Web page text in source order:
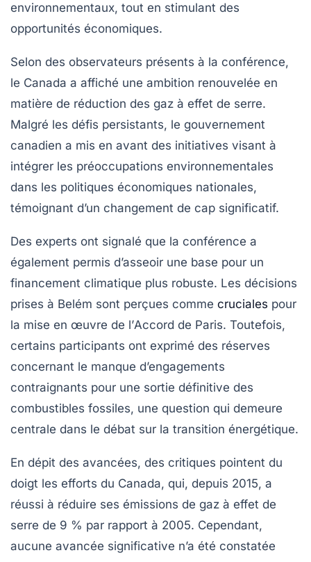
environnementaux, tout en stimulant des
opportunités économiques.
Selon des observateurs présents à la conférence,
le Canada a affiché une ambition renouvelée en
matière de réduction des gaz à effet de serre.
Malgré les défis persistants, le gouvernement
canadien a mis en avant des initiatives visant à
intégrer les préoccupations environnementales
dans les politiques économiques nationales,
témoignant d’un changement de cap significatif.
Des experts ont signalé que la conférence a
également permis d’asseoir une base pour un
financement climatique plus robuste. Les décisions
prises à Belém sont perçues comme cruciales pour
la mise en œuvre de l’Accord de Paris. Toutefois,
certains participants ont exprimé des réserves
concernant le manque d’engagements
contraignants pour une sortie définitive des
combustibles fossiles, une question qui demeure
centrale dans le débat sur la transition énergétique.
En dépit des avancées, des critiques pointent du
doigt les efforts du Canada, qui, depuis 2015, a
réussi à réduire ses émissions de gaz à effet de
serre de 9 % par rapport à 2005. Cependant,
aucune avancée significative n’a été constatée